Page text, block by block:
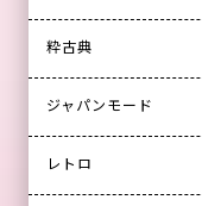
粋古典
ジャパンモード
レトロ